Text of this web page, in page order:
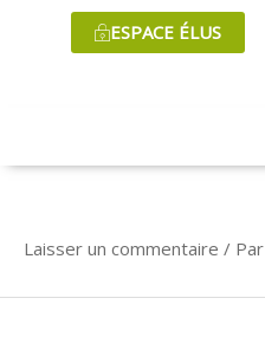
ESPACE ÉLUS
Laisser un commentaire / Par